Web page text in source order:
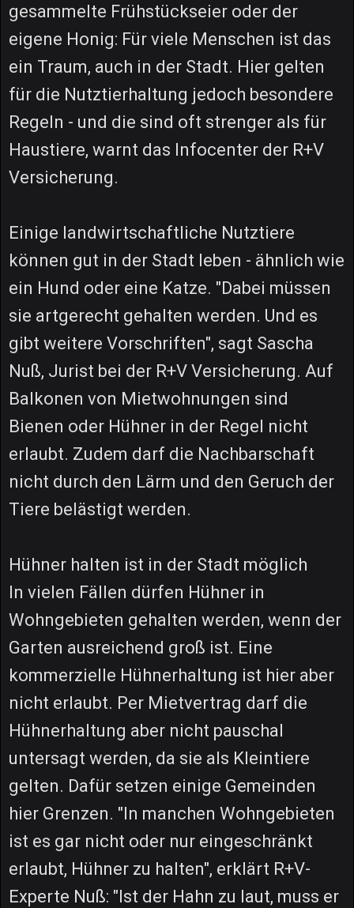
gesammelte Frühstückseier oder der
eigene Honig: Für viele Menschen ist das
ein Traum, auch in der Stadt. Hier gelten
für die Nutztierhaltung jedoch besondere
Regeln - und die sind oft strenger als für
Haustiere, warnt das Infocenter der R+V
Versicherung.
Einige landwirtschaftliche Nutztiere
können gut in der Stadt leben - ähnlich wie
ein Hund oder eine Katze. "Dabei müssen
sie artgerecht gehalten werden. Und es
gibt weitere Vorschriften", sagt Sascha
Nuß, Jurist bei der R+V Versicherung. Auf
Balkonen von Mietwohnungen sind
Bienen oder Hühner in der Regel nicht
erlaubt. Zudem darf die Nachbarschaft
nicht durch den Lärm und den Geruch der
Tiere belästigt werden.
Hühner halten ist in der Stadt möglich
In vielen Fällen dürfen Hühner in
Wohngebieten gehalten werden, wenn der
Garten ausreichend groß ist. Eine
kommerzielle Hühnerhaltung ist hier aber
nicht erlaubt. Per Mietvertrag darf die
Hühnerhaltung aber nicht pauschal
untersagt werden, da sie als Kleintiere
gelten. Dafür setzen einige Gemeinden
hier Grenzen. "In manchen Wohngebieten
ist es gar nicht oder nur eingeschränkt
erlaubt, Hühner zu halten", erklärt R+V-
Experte Nuß: "Ist der Hahn zu laut, muss er